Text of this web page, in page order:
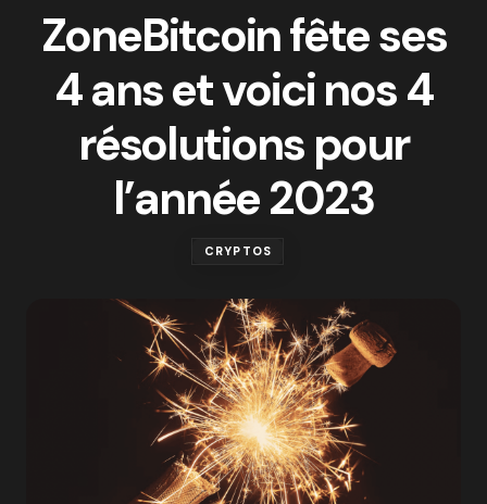
ZoneBitcoin fête ses
4 ans et voici nos 4
résolutions pour
l’année 2023
CRYPTOS